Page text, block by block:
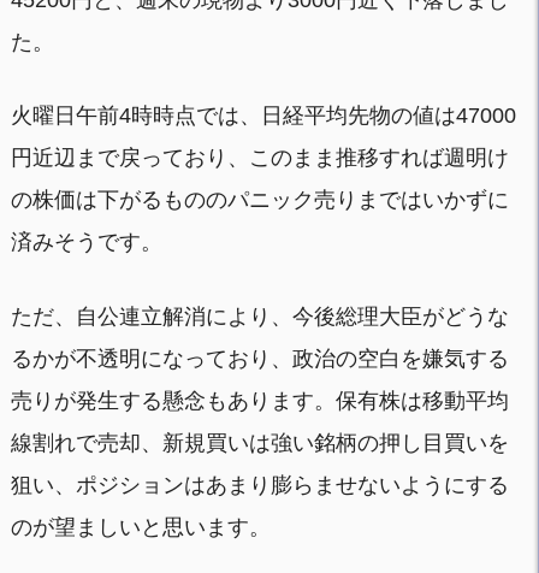
た。
火曜日午前4時時点では、日経平均先物の値は47000
円近辺まで戻っており、このまま推移すれば週明け
の株価は下がるもののパニック売りまではいかずに
済みそうです。
ただ、自公連立解消により、今後総理大臣がどうな
るかが不透明になっており、政治の空白を嫌気する
売りが発生する懸念もあります。保有株は移動平均
線割れで売却、新規買いは強い銘柄の押し目買いを
狙い、ポジションはあまり膨らませないようにする
のが望ましいと思います。